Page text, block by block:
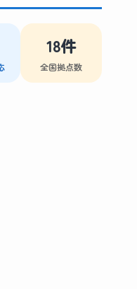
18件
全国拠点数